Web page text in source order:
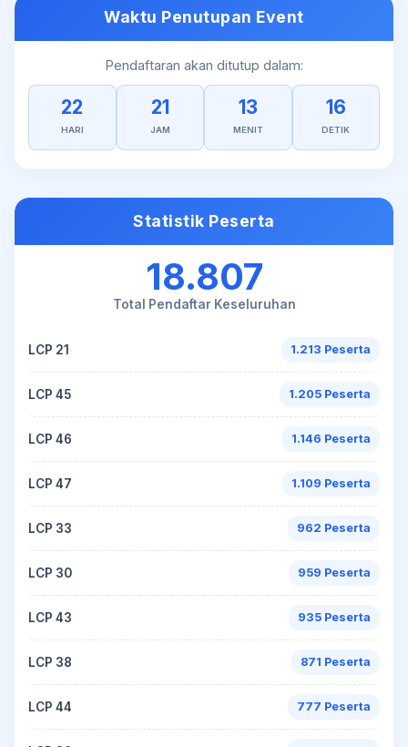
Waktu Penutupan Event
Pendaftaran akan ditutup dalam:
22
HARI
21
JAM
13
MENIT
16
DETIK
Statistik Peserta
18.807
Total Pendaftar Keseluruhan
LCP 21 1.213 Peserta
LCP 45 1.205 Peserta
LCP 46 1.146 Peserta
LCP 47 1.109 Peserta
LCP 33 962 Peserta
LCP 30 959 Peserta
LCP 43 935 Peserta
LCP 38 871 Peserta
LCP 44 777 Peserta